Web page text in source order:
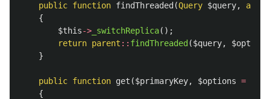
public function findThreaded (Query $query,
array
{
$this-> _switchReplica();
return parent :: findThreaded ($query,
$options
}
public function get ($primaryKey, $options =
{